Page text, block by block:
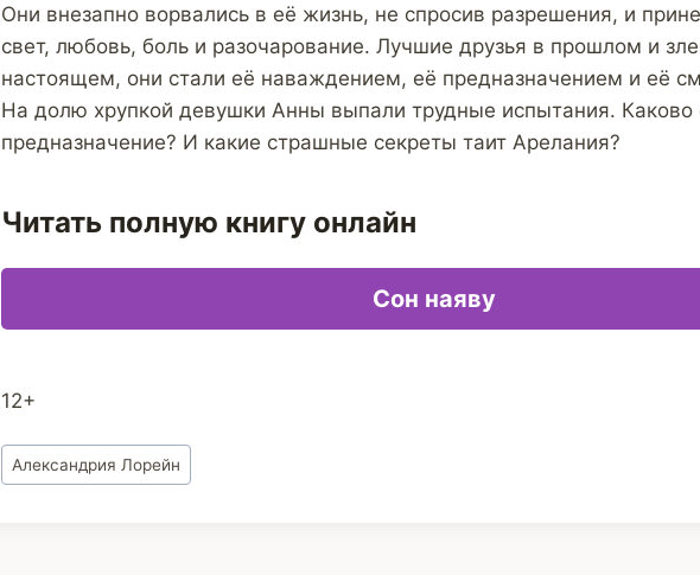
Они внезапно ворвались в её жизнь, не спросив разрешения, и
свет, любовь, боль и разочарование. Лучшие друзья в прошлом и
настоящем, они стали её наваждением, её предназначением и её
На долю хрупкой девушки Анны выпали трудные испытания. Каково
предназначение? И какие страшные секреты таит Арелания?
Читать полную книгу онлайн
Сон наяву
12+
Метки
записи:
Александрия Лорейн